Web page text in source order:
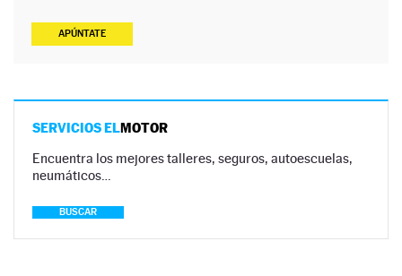
APÚNTATE
SERVICIOS ELMOTOR
Encuentra los mejores talleres, seguros, autoescuelas,
neumáticos…
BUSCAR